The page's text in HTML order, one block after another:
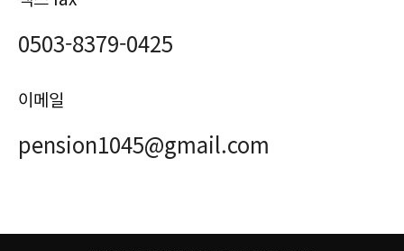
0503-8379-0425
이메일
pension1045@gmail.com